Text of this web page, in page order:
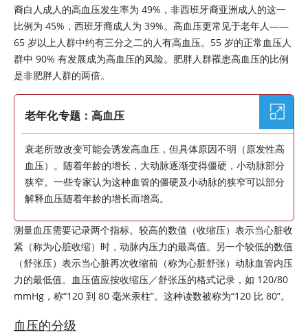
裔白人成人的高血压发生率为 49%，非西班牙裔亚洲成人的这一
比例为 45%，西班牙裔成人为 39%。高血压更常见于老年人——
65 岁以上人群中约有三分之二的人有高血压。55 岁的正常血压人
群中 90% 有发展成为高血压的风险。肥胖人群罹患高血压的比例
是非肥胖人群的两倍。
老年化专题：高血压
衰老所致改变可能会诱发高血压，但具体原因不明（原发性高
血压）。随着年龄的增长，大动脉逐渐变得僵硬，小动脉部分
狭窄。一些专家认为这种血管的僵硬及小动脉的狭窄可以部分
解释血压随着年龄的增长而增高。
测量血压需要记录两个指标。较高的数值（收缩压）表示当心脏收
紧（称为心脏收缩）时，动脉内压力的最高值。另一个较低的数值
（舒张压）表示当心脏再次收缩前（称为心脏舒张）动脉血管内压
力的最低值。血压值应按收缩压／舒张压的格式记录，如 120/80
mmHg，称“120 到 80 毫米汞柱”。这种读数被称为“120 比 80”。
血压的分级